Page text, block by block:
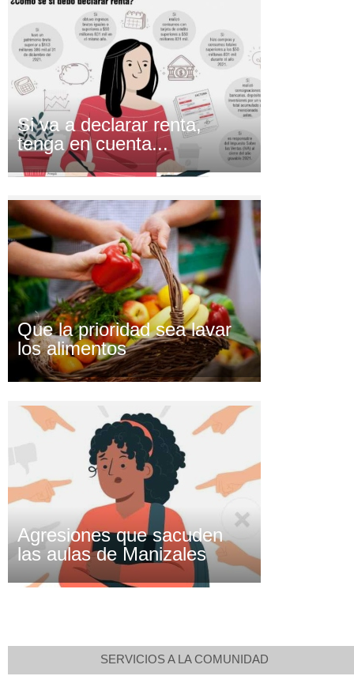
Si va a declarar renta,
tenga en cuenta...
Que la prioridad sea lavar
los alimentos
Agresiones que sacuden
las aulas de Manizales
SERVICIOS A LA COMUNIDAD